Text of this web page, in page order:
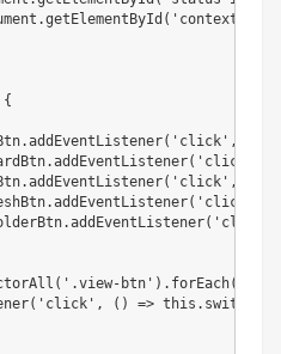
()
()
btn').forEach(btn
() =>